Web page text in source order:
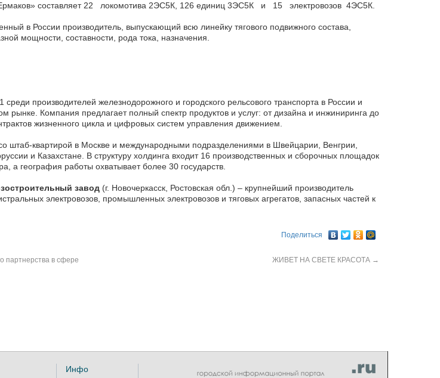
составляет 22 локомотива 2ЭС5К, 126 единиц 3ЭС5К и 15 электровозов 4ЭС5К.
в России производитель, выпускающий всю линейку тягового подвижного состава,
мощности, составности, рода тока, назначения.
производителей железнодорожного и городского рельсового транспорта в России и
Компания предлагает полный спектр продуктов и услуг: от дизайна и инжиниринга до
жизненного цикла и цифровых систем управления движением.
штаб-квартирой в Москве и международными подразделениями в Швейцарии, Венгрии,
и Казахстане. В структуру холдинга входит 16 производственных и сборочных площадок
а география работы охватывает более 30 государств.
завод (г. Новочеркасск, Ростовская обл.) – крупнейший производитель
электровозов, промышленных электровозов и тяговых агрегатов, запасных частей к
Поделиться
партнерства в сфере
ЖИВЕТ НА СВЕТЕ КРАСОТА →
Инфо